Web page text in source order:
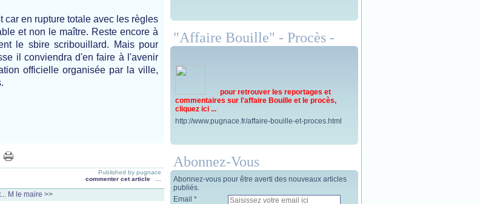
en rupture totale avec les règles
et non le maître. Reste encore à
le sbire scribouillard. Mais pour
il conviendra d'en faire à l'avenir
officielle organisée par la ville,
Published by pugnace
commenter cet article
M le maire >>
"Affaire Bouille" - Procès -
pour retrouver les reportages et
commentaires sur l'affaire Bouille et le procès,
cliquez ici ...
http://www.pugnace.fr/affaire-bouille-et-proces.html
Abonnez-Vous
Abonnez-vous pour être averti des nouveaux articles
publiés.
Email